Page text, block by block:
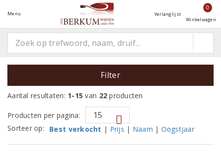
Menu Verlanglijst
0
Winkelwagen
Filter
Aantal resultaten: 1-15 van 22 producten
Producten per pagina:
Sorteer op:
Best verkocht | Prijs | Naam | Oogstjaar